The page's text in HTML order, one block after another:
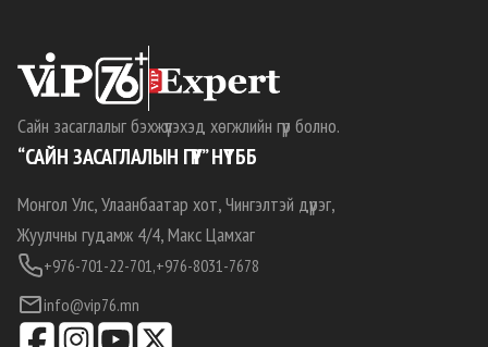
Сайн засаглалыг бэхжүүлэхэд хөгжлийн гүүр болно.
“САЙН ЗАСАГЛАЛЫН ГҮҮР” НҮТББ
Монгол Улс, Улаанбаатар хот, Чингэлтэй дүүрэг,
Жуулчны гудамж 4/4, Макс Цамхаг
+976-701-22-701,+976-8031-7678
info@vip76.mn